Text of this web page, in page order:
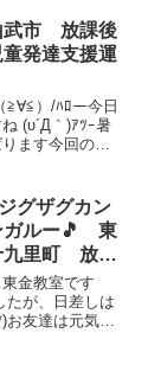
市 放課後
発達支援運
≧∀≦）/ﾊﾛー今日
(υ´Д｀)ｱﾂｰ暑
ます今回の運
ムマシーン...
グザグカン
ガルー🎵 東
里町 放課
童発達支
学
金教室です
が、日差しは
お友達は元気に